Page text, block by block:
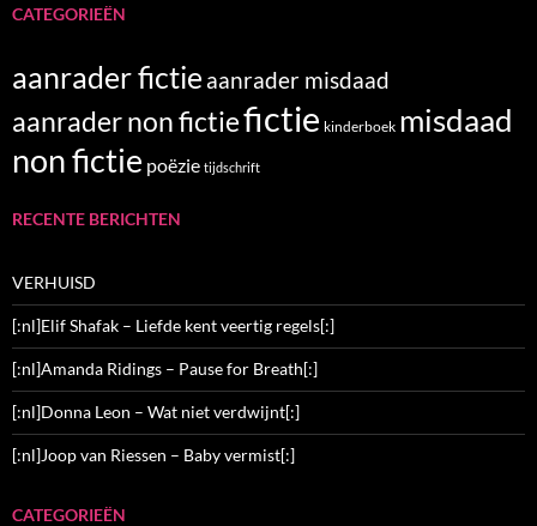
CATEGORIEËN
aanrader fictie aanrader misdaad
aanrader non fictiefictie kinderboek misdaad
non fictie poëzie tijdschrift
RECENTE BERICHTEN
VERHUISD
[:nl]Elif Shafak – Liefde kent veertig regels[:]
[:nl]Amanda Ridings – Pause for Breath[:]
[:nl]Donna Leon – Wat niet verdwijnt[:]
[:nl]Joop van Riessen – Baby vermist[:]
CATEGORIEËN